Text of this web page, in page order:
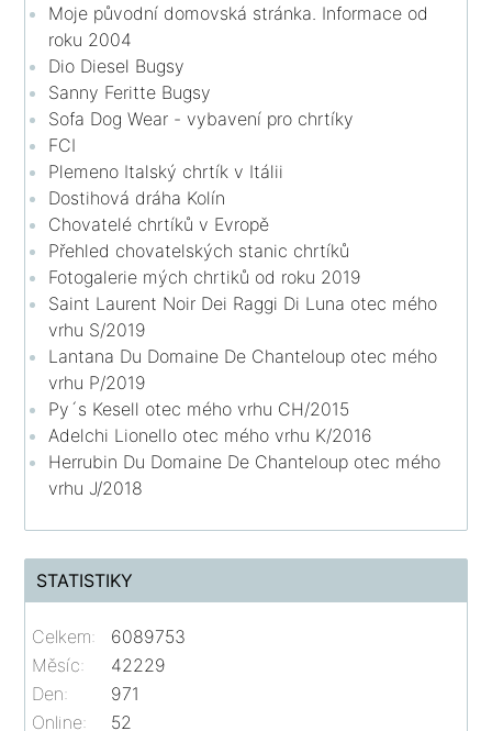
Moje původní domovská stránka. Informace od
roku 2004
Dio Diesel Bugsy
Sanny Feritte Bugsy
Sofa Dog Wear - vybavení pro chrtíky
FCI
Plemeno Italský chrtík v Itálii
Dostihová dráha Kolín
Chovatelé chrtíků v Evropě
Přehled chovatelských stanic chrtíků
Fotogalerie mých chrtiků od roku 2019
Saint Laurent Noir Dei Raggi Di Luna otec mého
vrhu S/2019
Lantana Du Domaine De Chanteloup otec mého
vrhu P/2019
Py´s Kesell otec mého vrhu CH/2015
Adelchi Lionello otec mého vrhu K/2016
Herrubin Du Domaine De Chanteloup otec mého
vrhu J/2018
STATISTIKY
Online: 52
Celkem:
6089753
Měsíc:
42229
Den:
971